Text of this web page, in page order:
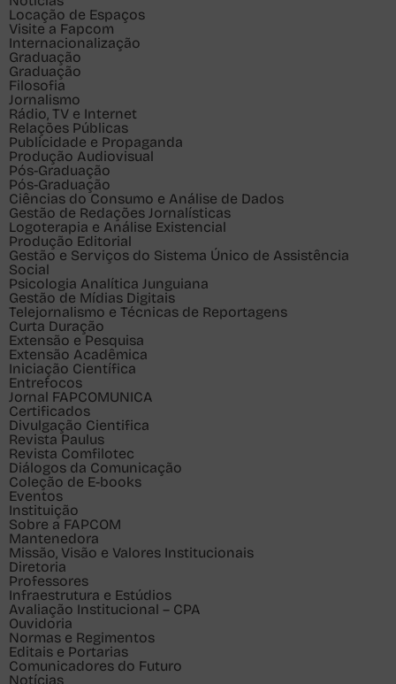
Locação de Espaços
Visite a Fapcom
Internacionalização
Graduação
Graduação
Filosofia
Jornalismo
Rádio, TV e Internet
Relações Públicas
Publicidade e Propaganda
Produção Audiovisual
Pós-Graduação
Pós-Graduação
Ciências do Consumo e Análise de Dados
Gestão de Redações Jornalísticas
Logoterapia e Análise Existencial
Produção Editorial
Gestão e Serviços do Sistema Único de Assistência
Social
Psicologia Analítica Junguiana
Gestão de Mídias Digitais
Telejornalismo e Técnicas de Reportagens
Curta Duração
Extensão e Pesquisa
Extensão Acadêmica
Iniciação Científica
Entrefocos
Jornal FAPCOMUNICA
Certificados
Divulgação Cientifica
Revista Paulus
Revista Comfilotec
Diálogos da Comunicação
Coleção de E-books
Eventos
Instituição
Sobre a FAPCOM
Mantenedora
Missão, Visão e Valores Institucionais
Diretoria
Professores
Infraestrutura e Estúdios
Avaliação Institucional – CPA
Ouvidoria
Normas e Regimentos
Editais e Portarias
Comunicadores do Futuro
Notícias